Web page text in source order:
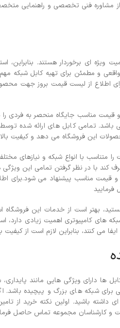
مشاوره فنی تخصصی و راهنمایی
ویژه ای برخوردار هستند. بنابراین،
و مطمئن برای تهیه کابل شبکه
اطلاع از لیست قیمت بروز جهت
قیمت مناسب جایگاه منحصر به فردی
تمامی کابل های ارائه شده توسط
این فروشگاه می دهد و کیفیت
با انواع شبکه و نیازهای
و قیمت مناسب پیشنهاد می شود.برای
بهتر است از خدمات این فروشگاه
های کامپیوتری اهمیت زیادی دارد،
می کنند، بنابراین لازم است از
دارای ویژگی هایی مانند پایداری،
شبکه های بزرگ و پیچیده باشد.
داشته باشید. اولین نکته خرید از
و کارشناسان مجموعه تماس حاصل